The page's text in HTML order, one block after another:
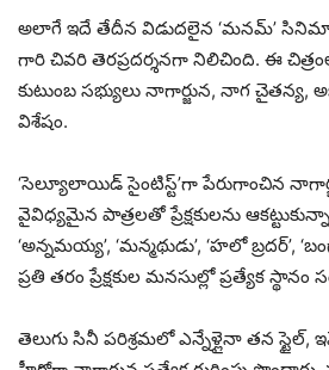
అలాగే ఇదే తేదీన విడుదలైన ‘మనమ్’ సినిమా
గారి చివరి తెరప్రదర్శనగా నిలిచింది. ఈ
కుటుంబ సభ్యులు నాగార్జున, నాగ చైతన్య,
విశేషం.
‘సెల్యూలాయిడ్ సైంటిస్ట్’గా పేరుగాంచిన
వైవిధ్యమైన పాత్రలతో ప్రేక్షకులను
‘అన్నమయ్య’, ‘మన్మథుడు’, ‘హలో బ్రదర్’,
ప్రతి తరం ప్రేక్షకుల మనసుల్లో ప్రత్యేక
తెలుగు సినీ పరిశ్రమలో ఎన్నేళ్లైనా తన స్టైల్,